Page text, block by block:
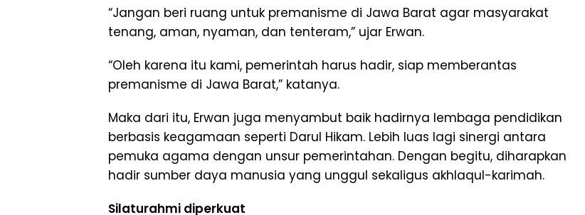
“Jangan beri ruang untuk premanisme di Jawa Barat agar masyarakat
tenang, aman, nyaman, dan tenteram,” ujar Erwan.
“Oleh karena itu kami, pemerintah harus hadir, siap memberantas
premanisme di Jawa Barat,” katanya.
Maka dari itu, Erwan juga menyambut baik hadirnya lembaga pendidikan
berbasis keagamaan seperti Darul Hikam. Lebih luas lagi sinergi antara
pemuka agama dengan unsur pemerintahan. Dengan begitu, diharapkan
hadir sumber daya manusia yang unggul sekaligus akhlaqul-karimah.
Silaturahmi diperkuat